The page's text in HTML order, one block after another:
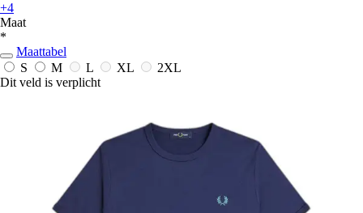
+4
Maat
*
Maattabel
S
M L XL
2XL
Dit veld is verplicht